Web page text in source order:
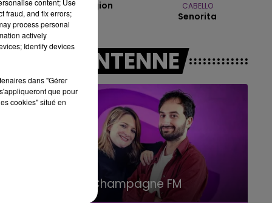
14h00 - 15h00
LA RADIO POP
New Religion
CABELLO
Senorita
A L'ANTENNE
LA POP MACHINE - CHAMPAGNE FM
content; Use
fraud, and fix errors;
process personal
actively
Identify devices
dans "Gérer
que pour
cookies" situé en